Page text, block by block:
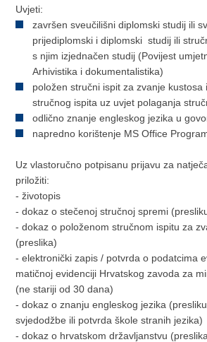
Uvjeti:
završen sveučilišni diplomski studij ili
prijediplomski i diplomski studij ili
s njim izjednačen studij (Povijest
Arhivistika i dokumentalistika)
položen stručni ispit za zvanje kustosa
stručnog ispita uz uvjet polaganja
odlično znanje engleskog jezika u
napredno korištenje MS Office
Uz vlastoručno potpisanu prijavu za
priložiti:
- životopis
- dokaz o stečenoj stručnoj spremi
- dokaz o položenom stručnom ispitu za
(preslika)
- elektronički zapis / potvrda o podatcima
matičnoj evidenciji Hrvatskog zavoda za
(ne stariji od 30 dana)
- dokaz o znanju engleskog jezika
svjedodžbe ili potvrda škole stranih jezika)
- dokaz o hrvatskom državljanstvu